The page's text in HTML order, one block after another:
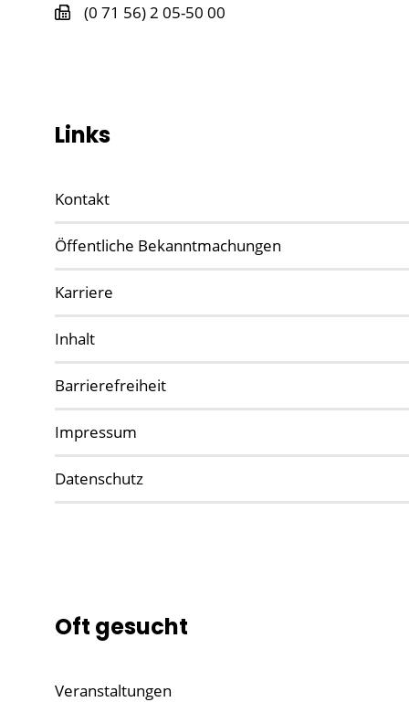
(0 71 56) 2 05-50 00
Links
Kontakt
Öffentliche Bekanntmachungen
Karriere
Inhalt
Barrierefreiheit
Impressum
Datenschutz
Oft gesucht
Veranstaltungen